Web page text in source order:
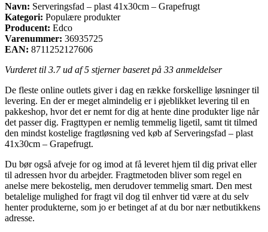
Navn: Serveringsfad – plast 41x30cm – Grapefrugt
Kategori: Populære produkter
Producent: Edco
Varenummer: 36935725
EAN: 8711252127606
Vurderet til 3.7ud af 5 stjerner baseret på 33 anmeldelser
De fleste online outlets giver i dag en række forskellige løsninger til
levering. En der er meget almindelig er i øjeblikket levering til en
pakkeshop, hvor det er nemt for dig at hente dine produkter lige når
det passer dig. Fragttypen er nemlig temmelig ligetil, samt tit tilmed
den mindst kostelige fragtløsning ved køb af Serveringsfad – plast
41x30cm – Grapefrugt.
Du bør også afveje for og imod at få leveret hjem til dig privat eller
til adressen hvor du arbejder. Fragtmetoden bliver som regel en
anelse mere bekostelig, men derudover temmelig smart. Den mest
betalelige mulighed for fragt vil dog til enhver tid være at du selv
henter produkterne, som jo er betinget af at du bor nær netbutikkens
adresse.